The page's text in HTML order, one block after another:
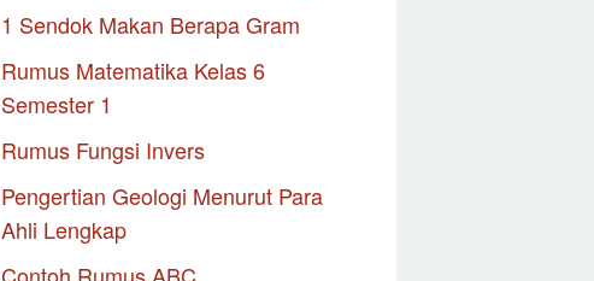
1 Sendok Makan Berapa Gram
Rumus Matematika Kelas 6
Semester 1
Rumus Fungsi Invers
Pengertian Geologi Menurut Para
Ahli Lengkap